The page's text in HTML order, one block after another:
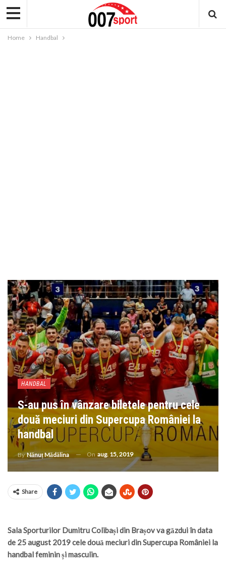
Home Handbal
HANDBAL
S-au pus în vânzare biletele pentru cele
două meciuri din Supercupa României la
handbal
ByNănuț Mădălina On aug. 15, 2019
Share
Sala Sporturilor Dumitru Colibași din Brașov va găzdui în data
de 25 august 2019 cele două meciuri din Supercupa României la
handbal feminin și masculin.